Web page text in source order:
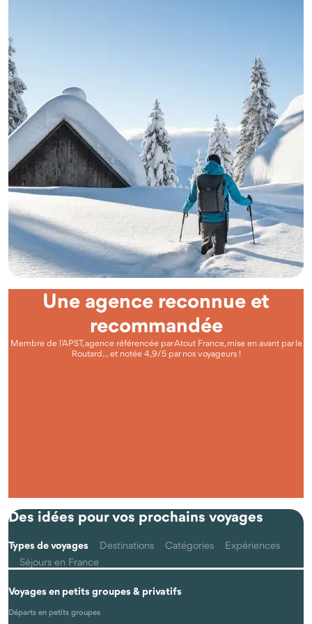
Les voyages se font-ils vraiment en petits groupes ?
Une agence reconnue et
recommandée
Membre de l’APST, agence référencée par Atout France, mise en avant par le
Routard… et notée 4,9/5 par nos voyageurs !
Des idées pour vos prochains voyages
Types de voyages Destinations Catégories
Expériences
Séjours en France
Voyages en petits groupes & privatifs
Départs en petits groupes